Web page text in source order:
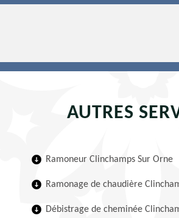
AUTRES
Ramoneur Clinchamps Sur Orne
Ramonage de chaudière
Débistrage de cheminée